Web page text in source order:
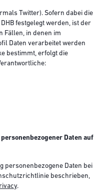
Twitter). Sofern dabei die
festgelegt werden, ist der
Fällen, in denen im
Daten verarbeitet werden
bestimmt, erfolgt die
Daten auf
personenbezogene Daten bei
beschrieben,
.